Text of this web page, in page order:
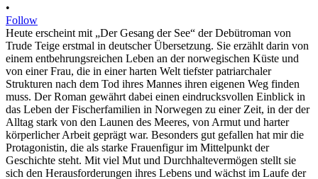
•
Follow
Heute erscheint mit „Der Gesang der See“ der Debütroman von
Trude Teige erstmal in deutscher Übersetzung. Sie erzählt darin von
einem entbehrungsreichen Leben an der norwegischen Küste und
von einer Frau, die in einer harten Welt tiefster patriarchaler
Strukturen nach dem Tod ihres Mannes ihren eigenen Weg finden
muss. Der Roman gewährt dabei einen eindrucksvollen Einblick in
das Leben der Fischerfamilien in Norwegen zu einer Zeit, in der der
Alltag stark von den Launen des Meeres, von Armut und harter
körperlicher Arbeit geprägt war. Besonders gut gefallen hat mir die
Protagonistin, die als starke Frauenfigur im Mittelpunkt der
Geschichte steht. Mit viel Mut und Durchhaltevermögen stellt sie
sich den Herausforderungen ihres Lebens und wächst im Laufe der